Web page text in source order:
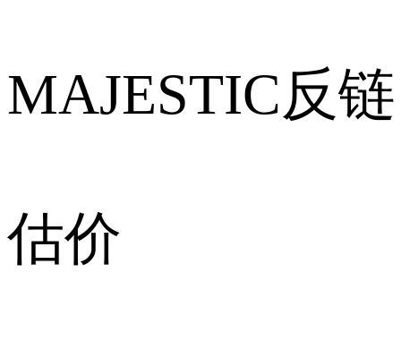
MAJESTIC反链
估价